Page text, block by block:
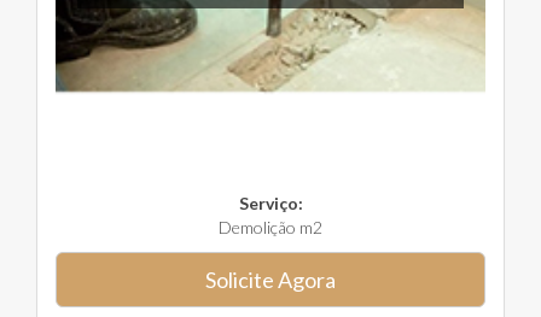
Serviço:
Demolição m2
Solicite Agora